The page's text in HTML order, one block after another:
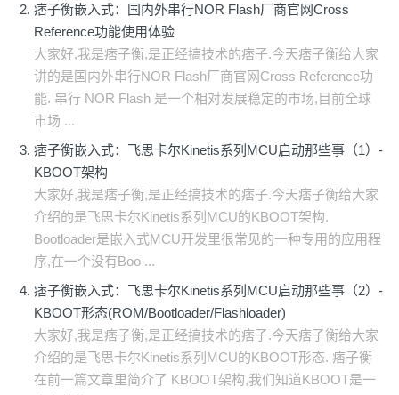
痞子衡嵌入式：国内外串行NOR Flash厂商官网Cross
Reference功能使用体验
大家好,我是痞子衡,是正经搞技术的痞子.今天痞子衡给大家
讲的是国内外串行NOR Flash厂商官网Cross Reference功
能. 串行 NOR Flash 是一个相对发展稳定的市场,目前全球
市场 ...
痞子衡嵌入式：飞思卡尔Kinetis系列MCU启动那些事（1）-
KBOOT架构
大家好,我是痞子衡,是正经搞技术的痞子.今天痞子衡给大家
介绍的是飞思卡尔Kinetis系列MCU的KBOOT架构.
Bootloader是嵌入式MCU开发里很常见的一种专用的应用程
序,在一个没有Boo ...
痞子衡嵌入式：飞思卡尔Kinetis系列MCU启动那些事（2）-
KBOOT形态(ROM/Bootloader/Flashloader)
大家好,我是痞子衡,是正经搞技术的痞子.今天痞子衡给大家
介绍的是飞思卡尔Kinetis系列MCU的KBOOT形态. 痞子衡
在前一篇文章里简介了 KBOOT架构,我们知道KBOOT是一